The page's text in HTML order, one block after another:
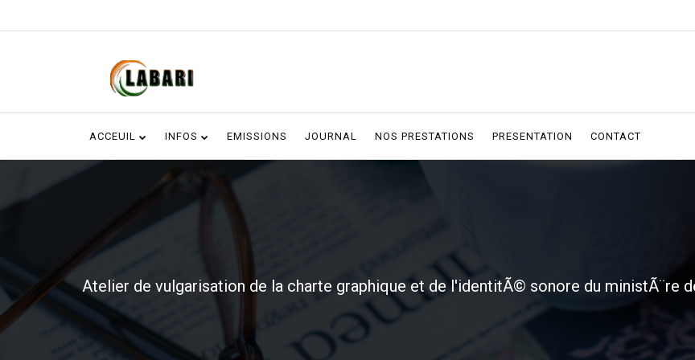
ACCEUIL INFOS EMISSIONS JOURNAL NOS PRESTATIONS PRESENTATION CONTACT
Atelier de vulgarisation de la charte graphique et de l'identitÃ© sonore du ministÃ¨re